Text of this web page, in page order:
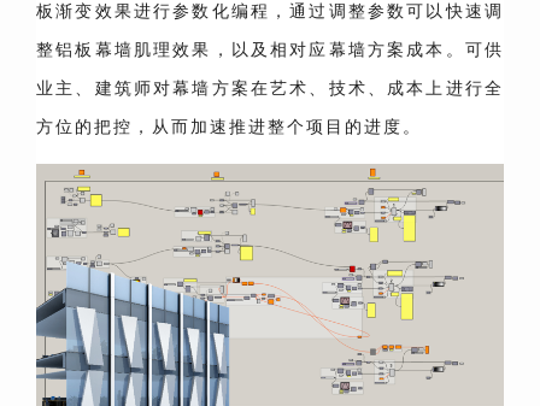
板渐变效果进行参数化编程，通过调整参数可以快速调
整铝板幕墙肌理效果，以及相对应幕墙方案成本。可供
业主、建筑师对幕墙方案在艺术、技术、成本上进行全
方位的把控，从而加速推进整个项目的进度。